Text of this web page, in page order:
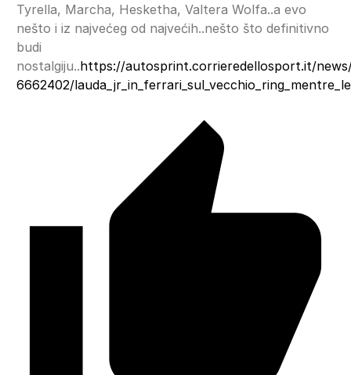
Tyrella, Marcha, Hesketha, Valtera Wolfa..a evo
nešto i iz najvećeg od najvećih..nešto što definitivno
budi
nostalgiju..https://autosprint.corrieredellosport.it/
6662402/